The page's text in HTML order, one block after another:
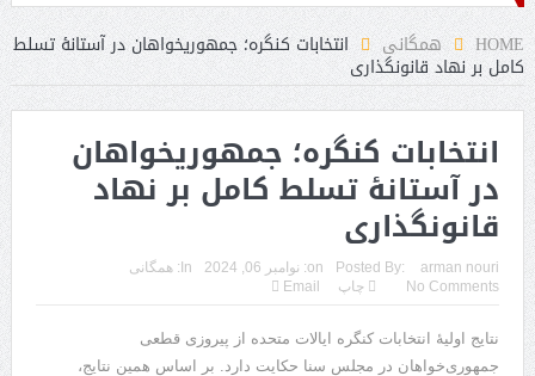
HOME همگانی انتخابات کنگره؛ جمهوریخواهان در آستانهٔ تسلط
کامل بر نهاد قانونگذاری
انتخابات کنگره؛ جمهوریخواهان
در آستانهٔ تسلط کامل بر نهاد
قانونگذاری
Posted By: arman nouri
on: نوامبر 06, 2024 In: همگانی
No Comments
چاپ Email
نتایج اولیهٔ انتخابات کنگره ایالات متحده از پیروزی قطعی
جمهوری‌خواهان در مجلس سنا حکایت دارد. بر اساس همین نتایج،